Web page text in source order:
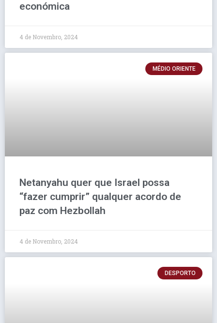
económica
4 de Novembro, 2024
MÉDIO ORIENTE
Netanyahu quer que Israel possa
“fazer cumprir” qualquer acordo de
paz com Hezbollah
4 de Novembro, 2024
DESPORTO